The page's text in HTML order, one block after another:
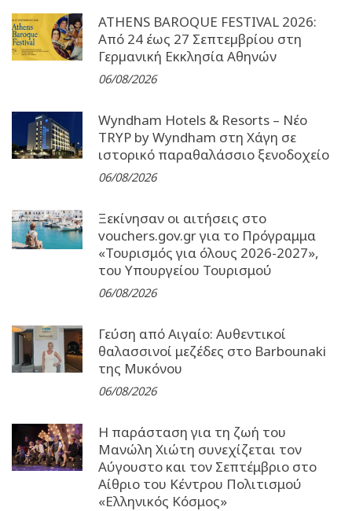
ATHENS BAROQUE FESTIVAL 2026:
Από 24 έως 27 Σεπτεµβρίου στη
Γερµανική Εκκλησία Αθηνών
06/08/2026
Wyndham Hotels & Resorts – Νέο
TRYP by Wyndham στη Χάγη σε
ιστορικό παραθαλάσσιο ξενοδοχείο
06/08/2026
Ξεκίνησαν οι αιτήσεις στο
vouchers.gov.gr για το Πρόγραμμα
«Τουρισμός για όλους 2026-2027»,
του Υπουργείου Τουρισμού
06/08/2026
Γεύση από Αιγαίο: Αυθεντικοί
θαλασσινοί μεζέδες στο Barbounaki
της Μυκόνου
06/08/2026
Η παράσταση για τη ζωή του
Μανώλη Χιώτη συνεχίζεται τον
Αύγουστο και τον Σεπτέμβριο στο
Αίθριο του Κέντρου Πολιτισμού
«Ελληνικός Κόσμος»